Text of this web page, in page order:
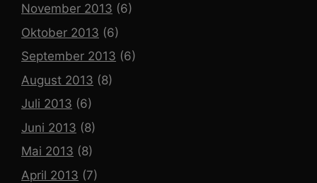
November 2013 (6)
Oktober 2013 (6)
September 2013 (6)
August 2013 (8)
Juli 2013 (6)
Juni 2013 (8)
Mai 2013 (8)
April 2013 (7)